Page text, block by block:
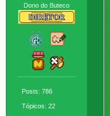
Dono do Buteco
Posts: 786
Tópicos: 22